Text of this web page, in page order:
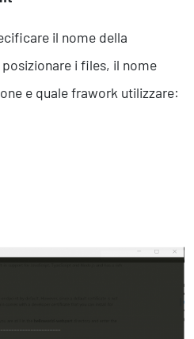
il nome della
i files, il nome
e quale frawork utilizzare: